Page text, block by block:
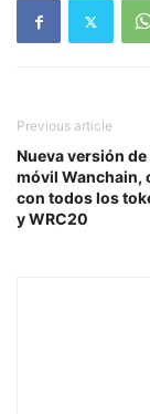
Previous article
Nueva versión
móvil Wanchain,
con todos los
y WRC20